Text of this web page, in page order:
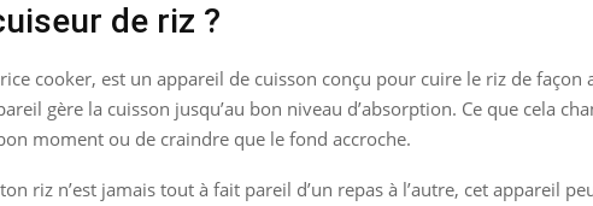
de riz ?
cooker, est un appareil de cuisson conçu pour cuire le riz de
gère la cuisson jusqu’au bon niveau d’absorption. Ce que cela
moment ou de craindre que le fond accroche.
riz n’est jamais tout à fait pareil d’un repas à l’autre, cet appareil